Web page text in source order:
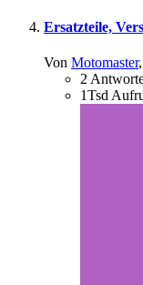
Ersatzteile,
Von Motomaster,
2
1Tsd